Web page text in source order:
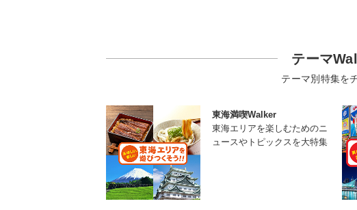
テーマ
テーマ別特集を
東海満喫Walker
東海エリアを楽しむためのニ
ュースやトピックスを大特集